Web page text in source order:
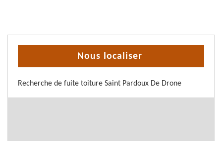
Nous localiser
Recherche de fuite toiture Saint Pardoux De Drone